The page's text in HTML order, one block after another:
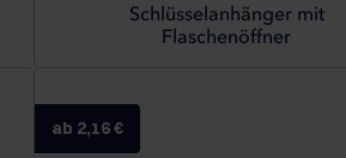
Schlüsselanhänger mit
Flaschenöffner
ab 2,16 €